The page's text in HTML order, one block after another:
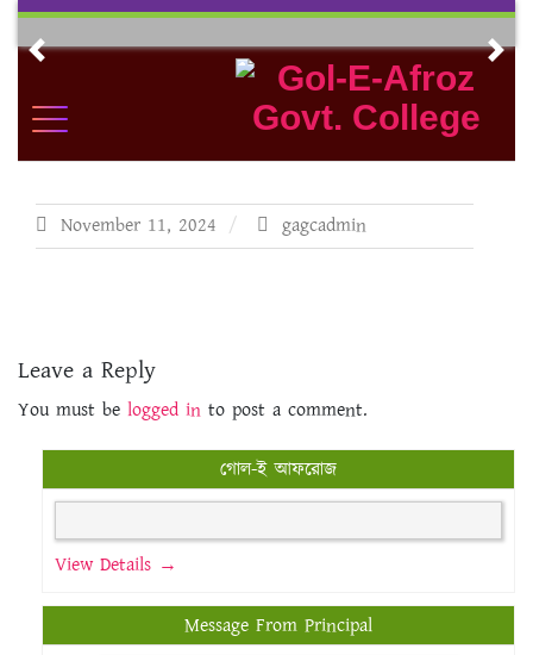
Skip
contentPrevious
November 11, 2024 gagcadmin
Leave a Reply
You must be logged in to post a comment.
গোল-ই আফরোজ
View Details →
Message From Principal